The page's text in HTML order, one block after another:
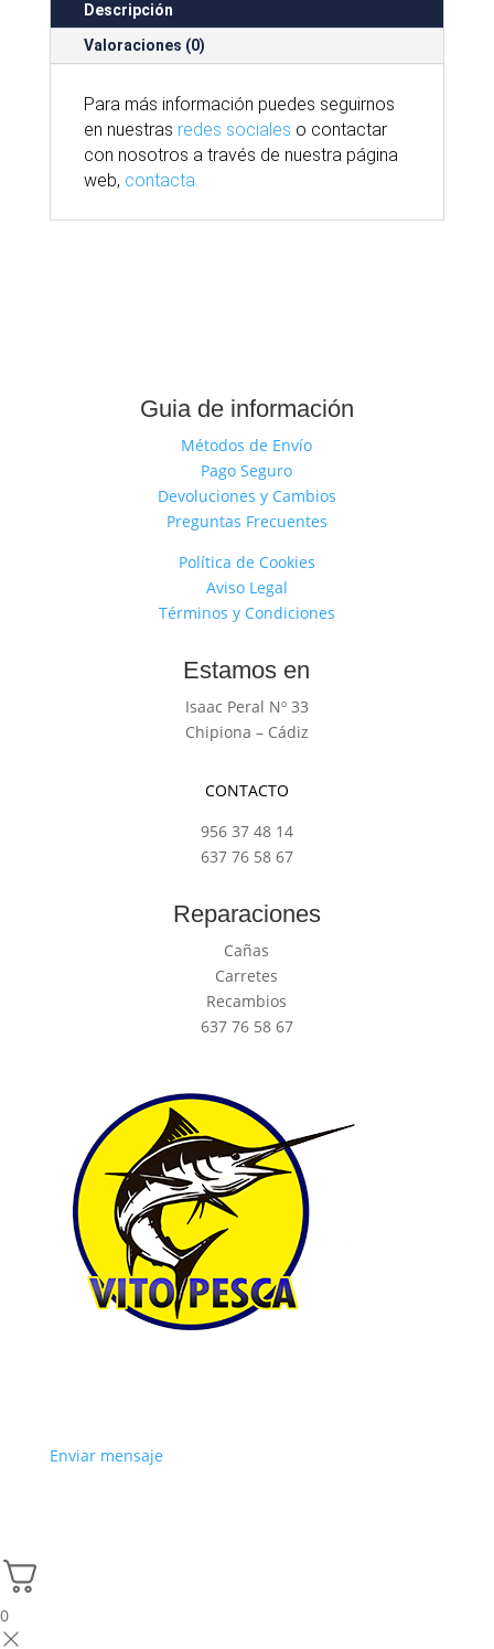
Descripción
Valoraciones (0)
Para más información puedes seguirnos
en nuestras redes sociales o contactar
con nosotros a través de nuestra página
web, contacta.
Guia de información
Métodos de Envío
Pago Seguro
Devoluciones y Cambios
Preguntas Frecuentes
Política de Cookies
Aviso Legal
Términos y Condiciones
Estamos en
Isaac Peral Nº 33
Chipiona – Cádiz
CONTACTO
956 37 48 14
637 76 58 67
Reparaciones
Cañas
Carretes
Recambios
637 76 58 67
Enviar mensaje
0